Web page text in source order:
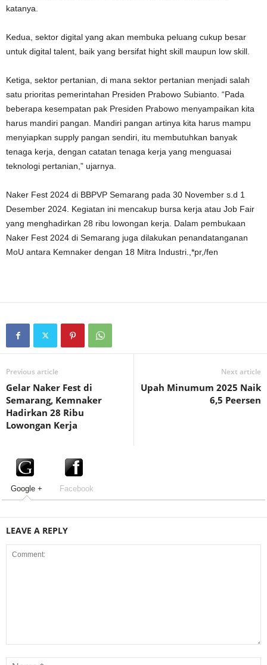
katanya.
Kedua, sektor digital yang akan membuka peluang cukup besar
untuk digital talent, baik yang bersifat hight skill maupun low skill.
Ketiga, sektor pertanian, di mana sektor pertanian menjadi salah
satu prioritas pemerintahan Presiden Prabowo Subianto. “Pada
beberapa kesempatan pak Presiden Prabowo menyampaikan kita
harus mandiri pangan. Mandiri pangan artinya kita harus mampu
menyiapkan supply pangan sendiri, itu membutuhkan banyak
tenaga kerja, dengan catatan tenaga kerja yang menguasai
teknologi pertanian,” ujarnya.
Naker Fest 2024 di BBPVP Semarang pada 30 November s.d 1
Desember 2024. Kegiatan ini mencakup bursa kerja atau Job Fair
yang menghadirkan 28 ribu lowongan kerja. Dalam pembukaan
Naker Fest 2024 di Semarang juga dilakukan penandatanganan
MoU antara Kemnaker dengan 18 Mitra Industri.,*pr,/fen
Previous article
Gelar Naker Fest di
Semarang, Kemnaker
Hadirkan 28 Ribu
Lowongan Kerja
Next article
Upah Minumum 2025 Naik
6,5 Peersen
Google + Facebook
LEAVE A REPLY